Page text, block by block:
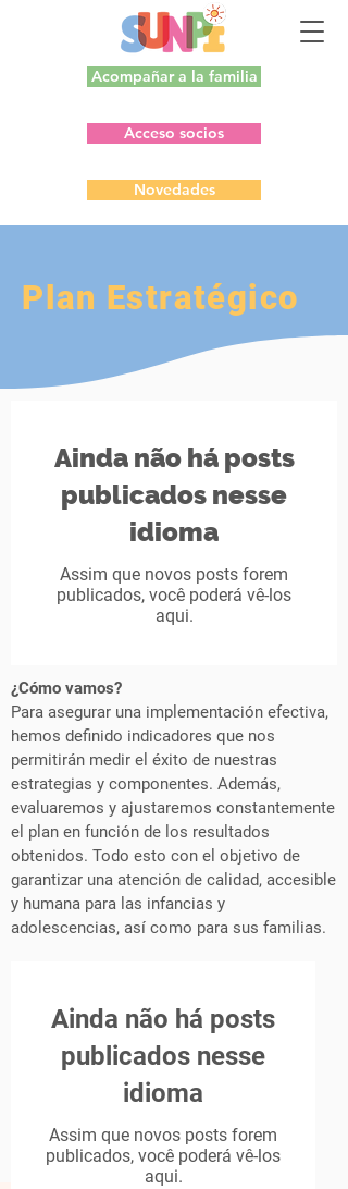
Acompañar a la familia
Acceso socios
Novedades
Plan Estratégico
Ainda não há posts
publicados nesse
idioma
Assim que novos posts forem
publicados, você poderá vê-los
aqui.
¿Cómo vamos?
Para asegurar una implementación efectiva,
hemos definido indicadores que nos
permitirán medir el éxito de nuestras
estrategias y componentes. Además,
evaluaremos y ajustaremos constantemente
el plan en función de los resultados
obtenidos. Todo esto con el objetivo de
garantizar una atención de calidad, accesible
y humana para las infancias y
adolescencias, así como para sus familias.
Ainda não há posts
publicados nesse
idioma
Assim que novos posts forem
publicados, você poderá vê-los
aqui.